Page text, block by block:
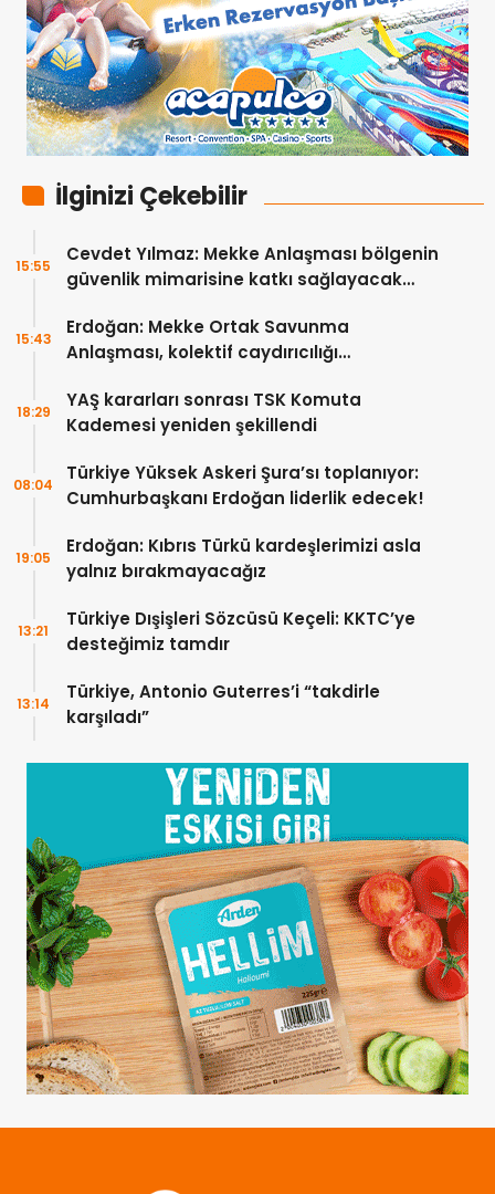
İlginizi Çekebilir
Cevdet Yılmaz: Mekke Anlaşması bölgenin
güvenlik mimarisine katkı sağlayacak
15:55
Erdoğan: Mekke Ortak Savunma
Anlaşması, kolektif caydırıcılığı
15:43
YAŞ kararları sonrası TSK Komuta
Kademesi yeniden şekillendi
18:29
Türkiye Yüksek Askeri Şura’sı toplanıyor:
Cumhurbaşkanı Erdoğan liderlik edecek!
08:04
Erdoğan: Kıbrıs Türkü kardeşlerimizi asla
yalnız bırakmayacağız
19:05
Türkiye Dışişleri Sözcüsü Keçeli: KKTC’ye
desteğimiz tamdır
13:21
Türkiye, Antonio Guterres’i “takdirle
karşıladı”
13:14